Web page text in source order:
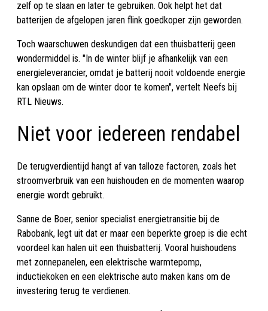
zelf op te slaan en later te gebruiken. Ook helpt het dat
batterijen de afgelopen jaren flink goedkoper zijn geworden.
Toch waarschuwen deskundigen dat een thuisbatterij geen
wondermiddel is. "In de winter blijf je afhankelijk van een
energieleverancier, omdat je batterij nooit voldoende energie
kan opslaan om de winter door te komen", vertelt Neefs bij
RTL Nieuws.
Niet voor iedereen rendabel
De terugverdientijd hangt af van talloze factoren, zoals het
stroomverbruik van een huishouden en de momenten waarop
energie wordt gebruikt.
Sanne de Boer, senior specialist energietransitie bij de
Rabobank, legt uit dat er maar een beperkte groep is die echt
voordeel kan halen uit een thuisbatterij. Vooral huishoudens
met zonnepanelen, een elektrische warmtepomp,
inductiekoken en een elektrische auto maken kans om de
investering terug te verdienen.